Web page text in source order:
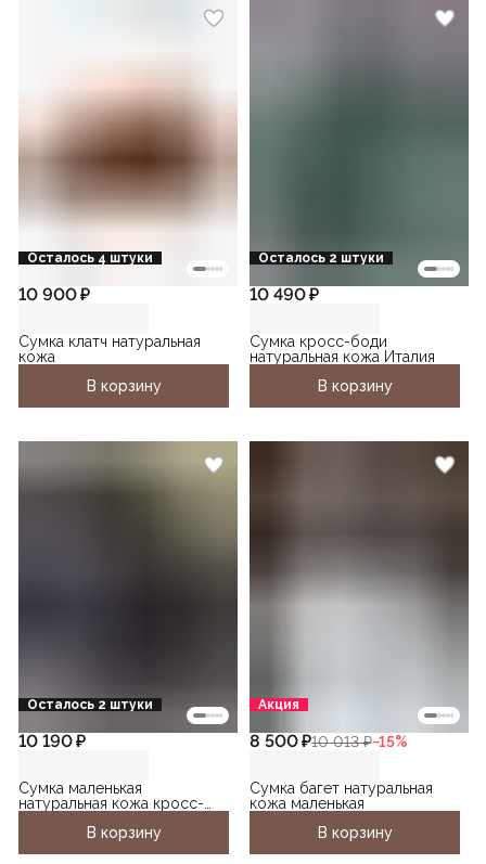
Осталось 4 штуки
10 900 ₽
Сумка клатч натуральная
кожа
В корзину
Осталось 2 штуки
10 490 ₽
Сумка кросс-боди
натуральная кожа Италия
В корзину
Осталось 2 штуки
10 190 ₽
Сумка маленькая
натуральная кожа кросс-
В корзину
Акция
8 500 ₽10 013 ₽−15%
Сумка багет натуральная
кожа маленькая
В корзину